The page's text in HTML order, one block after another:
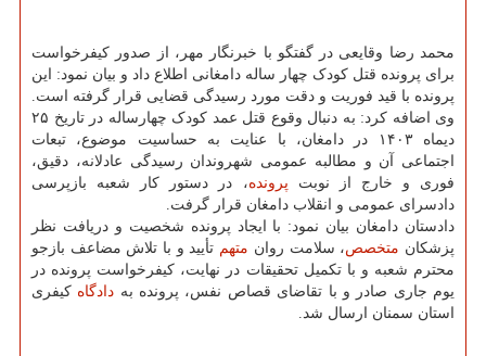
محمد رضا وقایعی در گفتگو با خبرنگار مهر، از صدور کیفرخواست
برای پرونده قتل کودک چهار ساله دامغانی اطلاع داد و بیان نمود: این
پرونده با قید فوریت و دقت مورد رسیدگی قضایی قرار گرفته است.
وی اضافه کرد: به دنبال وقوع قتل عمد کودک چهارساله در تاریخ ۲۵
دیماه ۱۴۰۳ در دامغان، با عنایت به حساسیت موضوع، تبعات
اجتماعی آن و مطالبه عمومی شهروندان رسیدگی عادلانه، دقیق،
فوری و خارج از نوبت پرونده، در دستور کار شعبه بازپرسی
دادسرای عمومی و انقلاب دامغان قرار گرفت.
دادستان دامغان بیان نمود: با ایجاد پرونده شخصیت و دریافت نظر
پزشکان متخصص، سلامت روان متهم تأیید و با تلاش مضاعف بازجو
محترم شعبه و با تکمیل تحقیقات در نهایت، کیفرخواست پرونده در
یوم جاری صادر و با تقاضای قصاص نفس، پرونده به دادگاه کیفری
استان سمنان ارسال شد.